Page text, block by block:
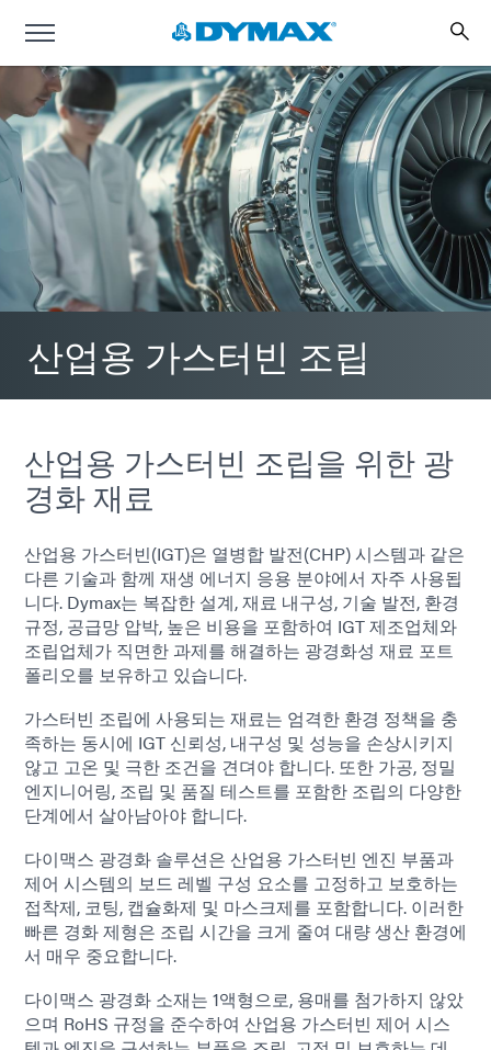
산업용 가스터빈 조립
산업용 가스터빈 조립을 위한 광
경화 재료
산업용 가스터빈(IGT)은 열병합 발전(CHP) 시스템과 같은
다른 기술과 함께 재생 에너지 응용 분야에서 자주 사용됩
니다. Dymax는 복잡한 설계, 재료 내구성, 기술 발전, 환경
규정, 공급망 압박, 높은 비용을 포함하여 IGT 제조업체와
조립업체가 직면한 과제를 해결하는 광경화성 재료 포트
폴리오를 보유하고 있습니다.
가스터빈 조립에 사용되는 재료는 엄격한 환경 정책을 충
족하는 동시에 IGT 신뢰성, 내구성 및 성능을 손상시키지
않고 고온 및 극한 조건을 견뎌야 합니다. 또한 가공, 정밀
엔지니어링, 조립 및 품질 테스트를 포함한 조립의 다양한
단계에서 살아남아야 합니다.
다이맥스 광경화 솔루션은 산업용 가스터빈 엔진 부품과
제어 시스템의 보드 레벨 구성 요소를 고정하고 보호하는
접착제, 코팅, 캡슐화제 및 마스크제를 포함합니다. 이러한
빠른 경화 제형은 조립 시간을 크게 줄여 대량 생산 환경에
서 매우 중요합니다.
다이맥스 광경화 소재는 1액형으로, 용매를 첨가하지 않았
으며 RoHS 규정을 준수하여 산업용 가스터빈 제어 시스